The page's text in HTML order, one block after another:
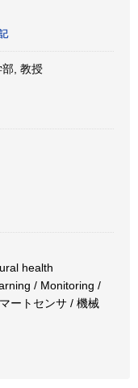
, 教授
health
/ Monitoring /
ートセンサ / 機械